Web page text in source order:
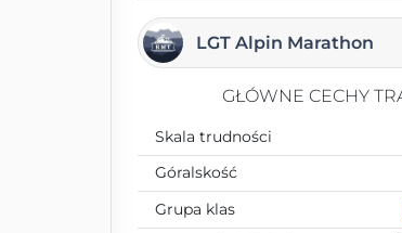
LGT Alpin Marathon
GŁÓWNE CECHY
Skala trudności
Góralskość
Grupa klas